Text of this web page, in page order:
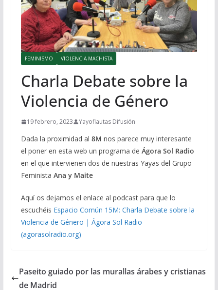
FEMINISMO VIOLENCIA MACHISTA
Charla Debate sobre la
Violencia de Género
19 febrero, 2023 Yayoflautas Difusión
Dada la proximidad al 8M nos parece muy interesante
el poner en esta web un programa de Ágora Sol Radio
en el que intervienen dos de nuestras Yayas del Grupo
Feminista Ana y Maite
Aquí os dejamos el enlace al podcast para que lo
escuchéis Espacio Común 15M: Charla Debate sobre la
Violencia de Género | Ágora Sol Radio
(agorasolradio.org)
Paseito guiado por las murallas árabes y cristianas
de Madrid